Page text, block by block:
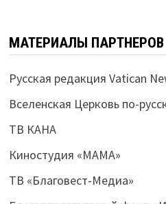
МАТЕРИАЛЫ ПАРТНЕРОВ
Русская редакция Vatican
Вселенская Церковь по-
ТВ КАНА
Киностудия «МАМА»
ТВ «Благовест-Медиа»